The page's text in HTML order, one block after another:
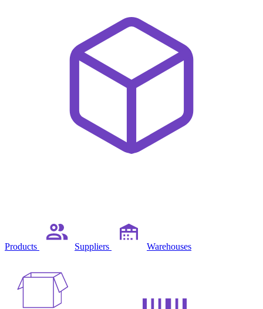
Products Suppliers Warehouses